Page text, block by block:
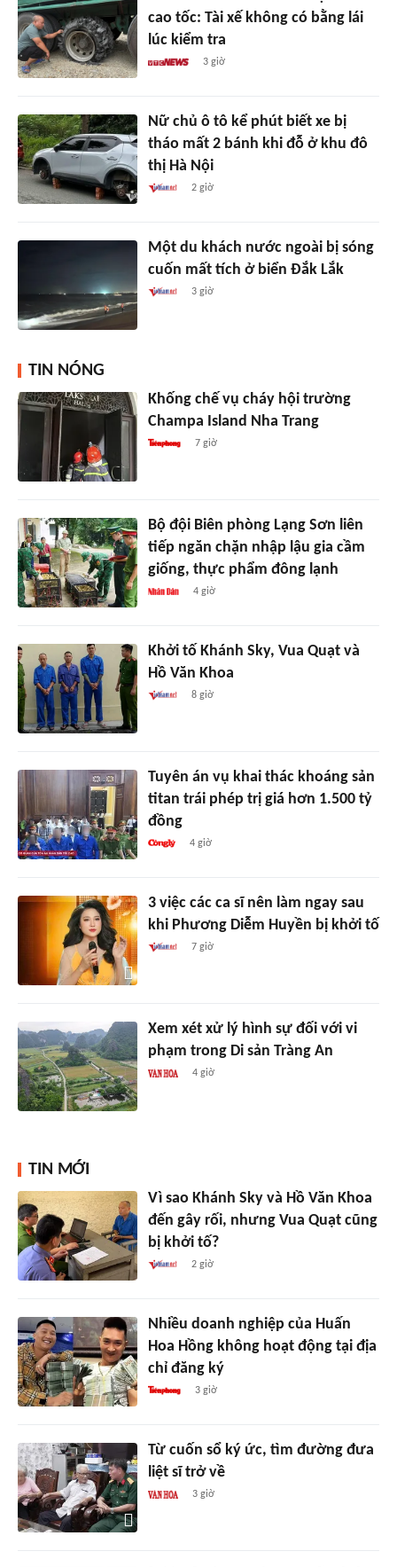
cao tốc: Tài xế không có bằng lái
lúc kiểm tra
3 giờ
Nữ chủ ô tô kể phút biết xe bị
tháo mất 2 bánh khi đỗ ở khu đô
thị Hà Nội
2 giờ
Một du khách nước ngoài bị sóng
cuốn mất tích ở biển Đắk Lắk
3 giờ
TIN NÓNG
Khống chế vụ cháy hội trường
Champa Island Nha Trang
7 giờ
Bộ đội Biên phòng Lạng Sơn liên
tiếp ngăn chặn nhập lậu gia cầm
giống, thực phẩm đông lạnh
4 giờ
Khởi tố Khánh Sky, Vua Quạt và
Hồ Văn Khoa
8 giờ
Tuyên án vụ khai thác khoáng sản
titan trái phép trị giá hơn 1.500 tỷ
đồng
4 giờ
3 việc các ca sĩ nên làm ngay sau
khi Phương Diễm Huyền bị khởi tố
7 giờ
Xem xét xử lý hình sự đối với vi
phạm trong Di sản Tràng An
4 giờ
TIN MỚI
Vì sao Khánh Sky và Hồ Văn Khoa
đến gây rối, nhưng Vua Quạt cũng
bị khởi tố?
2 giờ
Nhiều doanh nghiệp của Huấn
Hoa Hồng không hoạt động tại địa
chỉ đăng ký
3 giờ
Từ cuốn sổ ký ức, tìm đường đưa
liệt sĩ trở về
3 giờ